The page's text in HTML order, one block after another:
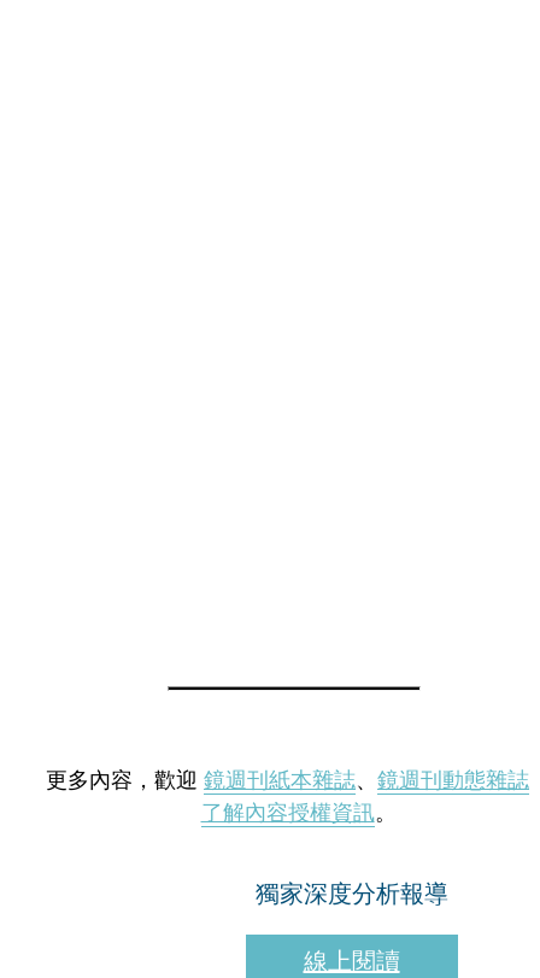
更多內容，歡迎 鏡週刊紙本雜誌、 鏡週刊動態雜誌
了解內容授權資訊。
獨家深度分析報導
線上閱讀